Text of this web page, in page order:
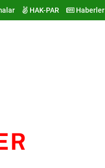
HAK-PAR Haberler